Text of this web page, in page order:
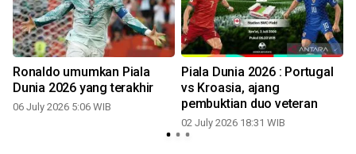
Ronaldo umumkan Piala
Dunia 2026 yang terakhir
06 July 2026 5:06 WIB
Piala Dunia 2026 : Portugal
vs Kroasia, ajang
pembuktian duo veteran
02 July 2026 18:31 WIB